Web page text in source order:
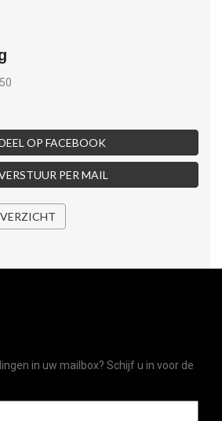
OP FACEBOOK
PER MAIL
in uw mailbox? Schijf u in voor de